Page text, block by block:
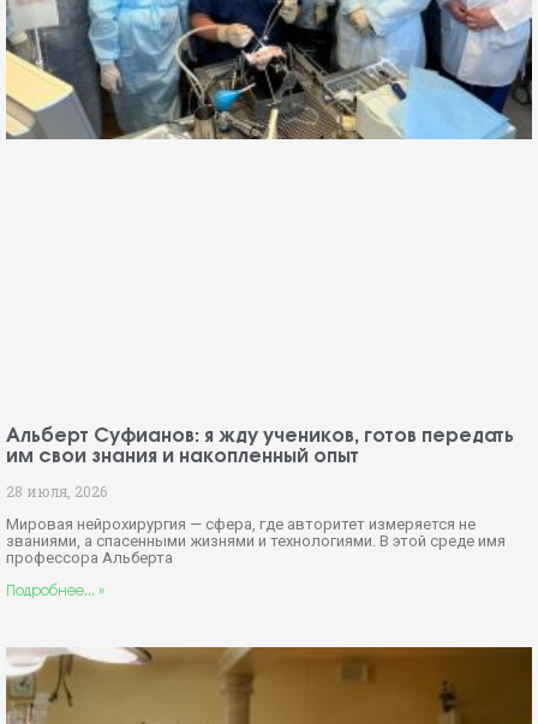
Альберт Суфианов: я жду учеников, готов передать
им свои знания и накопленный опыт
28 июля, 2026
Мировая нейрохирургия — сфера, где авторитет измеряется не
званиями, а спасенными жизнями и технологиями. В этой среде имя
профессора Альберта
Подробнее... »